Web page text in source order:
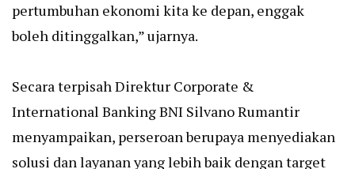
pertumbuhan ekonomi kita ke depan, enggak
boleh ditinggalkan,” ujarnya.
Secara terpisah Direktur Corporate &
International Banking BNI Silvano Rumantir
menyampaikan, perseroan berupaya menyediakan
solusi dan layanan yang lebih baik dengan target